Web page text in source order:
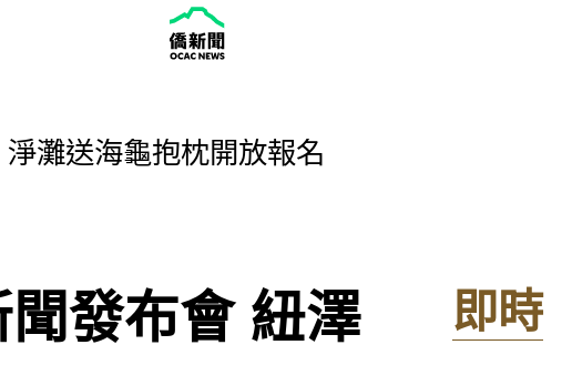
灘送海龜抱枕開放報名
發布會 紐澤 即時